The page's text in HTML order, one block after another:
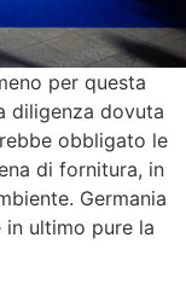
per questa
diligenza dovuta
obbligato le
di fornitura, in
Germania
in ultimo pure la